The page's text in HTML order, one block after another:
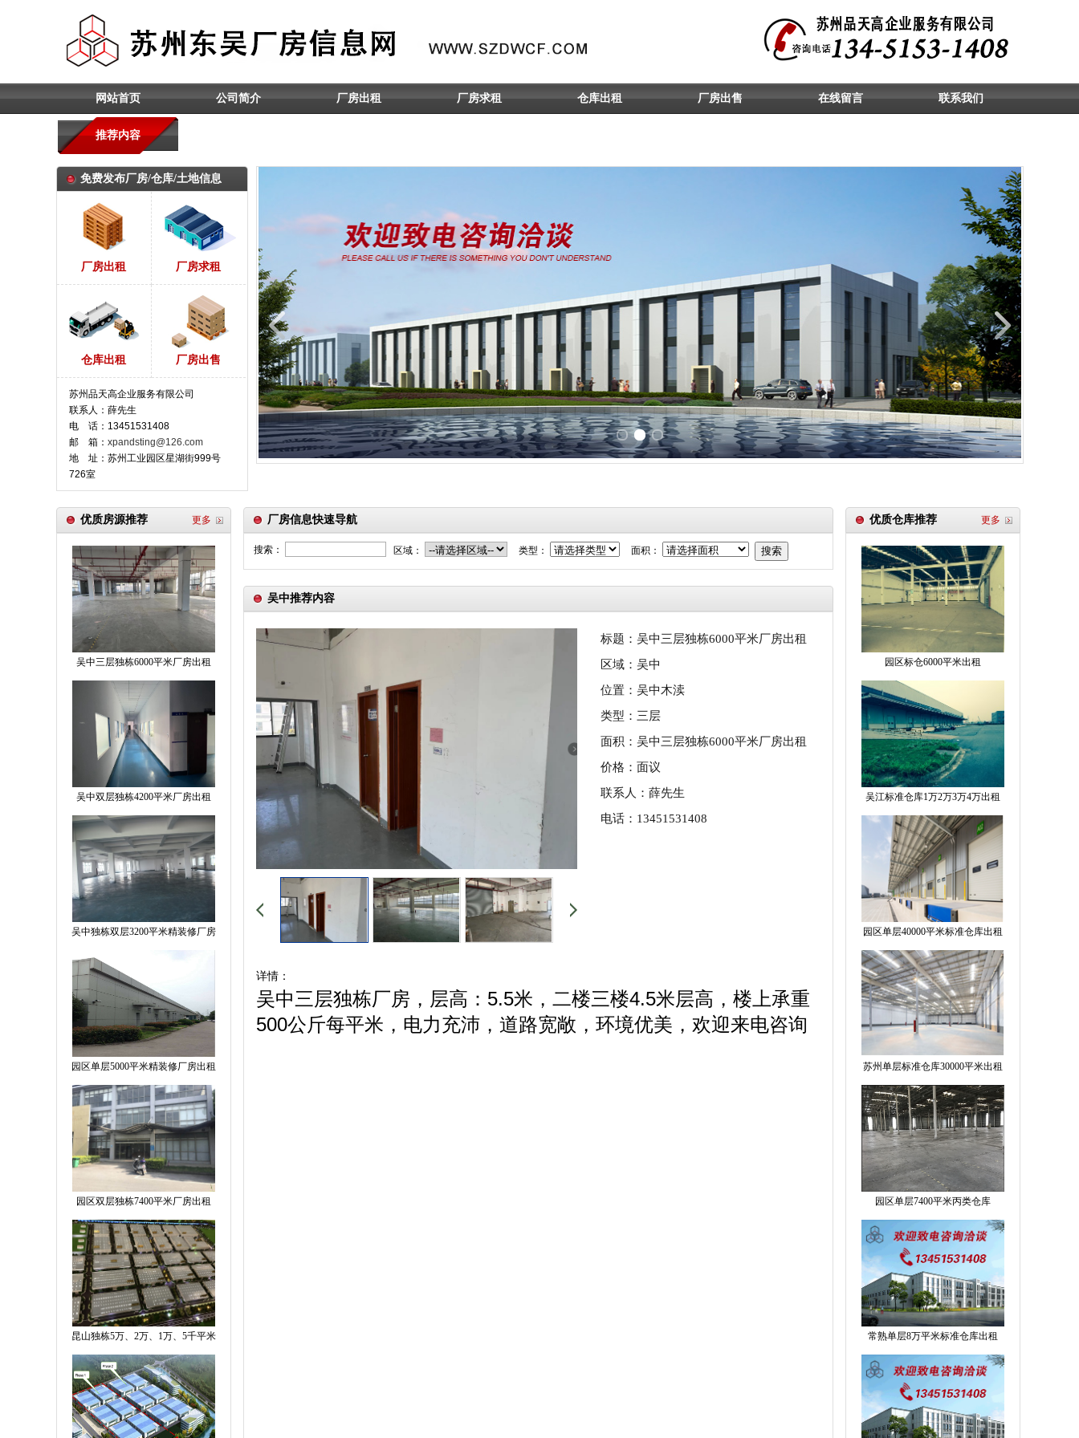
网站首页 公司简介 厂房出租 厂房求租 仓库出租 厂房出售 在线留言 联系我们
推荐内容
免费发布厂房/仓库/土地信息
厂房出租 厂房求租
仓库出租 厂房出售
苏州品天高企业服务有限公司
联系人：薛先生
电 话：13451531408
邮 箱： xpandsting@126.com
地 址：苏州工业园区星湖街999号
726室
优质房源推荐 更多
吴中三层独栋6000平米厂房出租
吴中双层独栋4200平米厂房出租
吴中独栋双层3200平米精装修厂房
园区单层5000平米精装修厂房出租
园区双层独栋7400平米厂房出租
昆山独栋5万、2万、1万、5千平米
厂房信息快速导航
搜索： 区域： 类型： 面积： 搜索
吴中推荐内容
标题：吴中三层独栋6000平米厂房出租
区域：吴中
位置：吴中木渎
类型：三层
面积：吴中三层独栋6000平米厂房出租
价格：面议
联系人：薛先生
电话：13451531408
详情：
吴中三层独栋厂房，层高：5.5米，二楼三楼4.5米层高，楼上承重
500公斤每平米，电力充沛，道路宽敞，环境优美，欢迎来电咨询
优质仓库推荐 更多
园区标仓6000平米出租
吴江标准仓库1万2万3万4万出租
园区单层40000平米标准仓库出租
苏州单层标准仓库30000平米出租
园区单层7400平米丙类仓库
常熟单层8万平米标准仓库出租